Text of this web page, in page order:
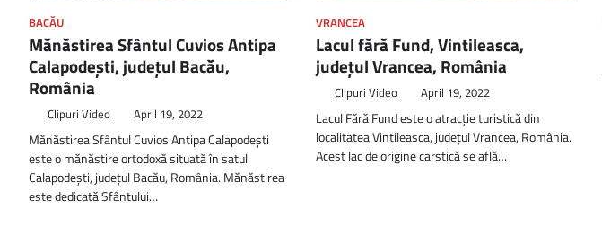
BACĂU
Mănăstirea Sfântul Cuvios Antipa
Calapodești, județul Bacău,
România
Clipuri Video April 19, 2022
Mănăstirea Sfântul Cuvios Antipa Calapodești
este o mănăstire ortodoxă situată în satul
Calapodești, județul Bacău, România. Mănăstirea
este dedicată Sfântului…
VRANCEA
Lacul fără Fund, Vintileasca,
județul Vrancea, România
Clipuri Video April 19, 2022
Lacul Fără Fund este o atracție turistică din
localitatea Vintileasca, județul Vrancea, România.
Acest lac de origine carstică se află…